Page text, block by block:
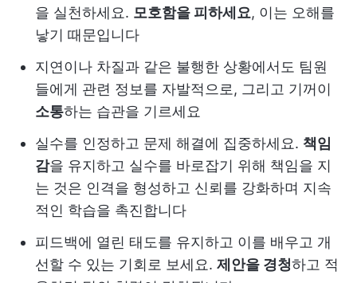
을 실천하세요. 모호함을 피하세요, 이는 오해를
낳기 때문입니다
지연이나 차질과 같은 불행한 상황에서도 팀원
들에게 관련 정보를 자발적으로, 그리고 기꺼이
소통하는 습관을 기르세요
실수를 인정하고 문제 해결에 집중하세요. 책임
감을 유지하고 실수를 바로잡기 위해 책임을 지
는 것은 인격을 형성하고 신뢰를 강화하며 지속
적인 학습을 촉진합니다
피드백에 열린 태도를 유지하고 이를 배우고 개
선할 수 있는 기회로 보세요. 제안을 경청하고 적